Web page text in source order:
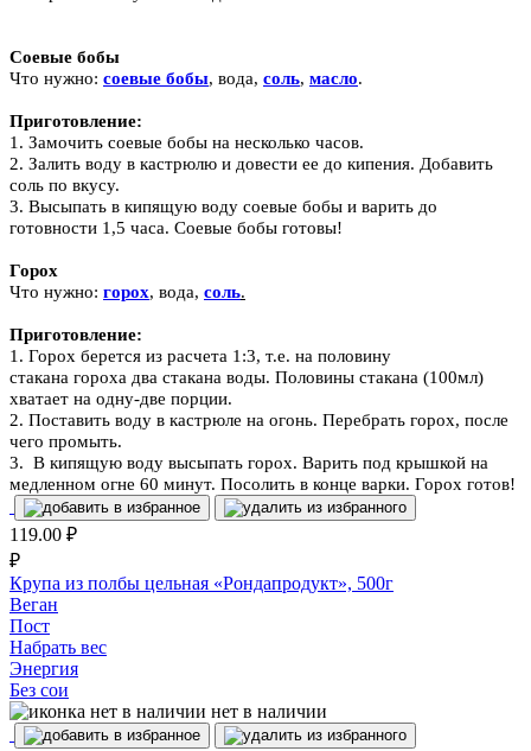
Соевые бобы
Что нужно: соевые бобы, вода, соль, масло.
Приготовление:
1. Замочить соевые бобы на несколько часов.
2. Залить воду в кастрюлю и довести ее до кипения. Добавить
соль по вкусу.
3. Высыпать в кипящую воду соевые бобы и варить до
готовности 1,5 часа. Соевые бобы готовы!
Горох
Что нужно: горох, вода, соль.
Приготовление:
1. Горох берется из расчета 1:3, т.е. на половину
стакана гороха два стакана воды. Половины стакана (100мл)
хватает на одну-две порции.
2. Поставить воду в кастрюле на огонь. Перебрать горох, после
чего промыть.
3. В кипящую воду высыпать горох. Варить под крышкой на
медленном огне 60 минут. Посолить в конце варки. Горох готов!
119.00 ₽
₽
Крупа из полбы цельная «Рондапродукт», 500г
Веган
Пост
Набрать вес
Энергия
Без сои
нет в наличии